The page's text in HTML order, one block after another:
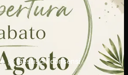
09514240960
Gestisci i consensi